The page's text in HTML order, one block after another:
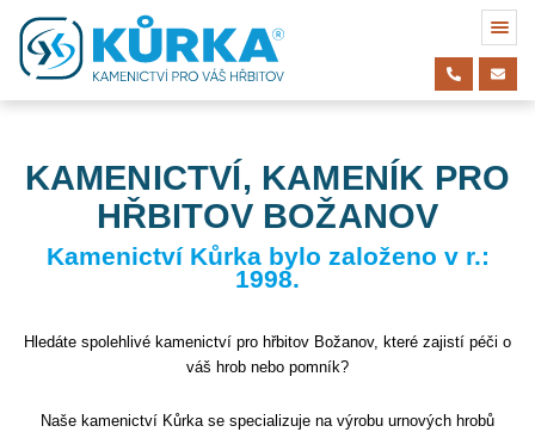
KAMENICTVÍ, KAMENÍK PRO
HŘBITOV BOŽANOV
Kamenictví Kůrka bylo založeno v r.:
1998.
Hledáte spolehlivé kamenictví pro hřbitov Božanov, které zajistí péči o
váš hrob nebo pomník?
Naše kamenictví Kůrka se specializuje na výrobu urnových hrobů